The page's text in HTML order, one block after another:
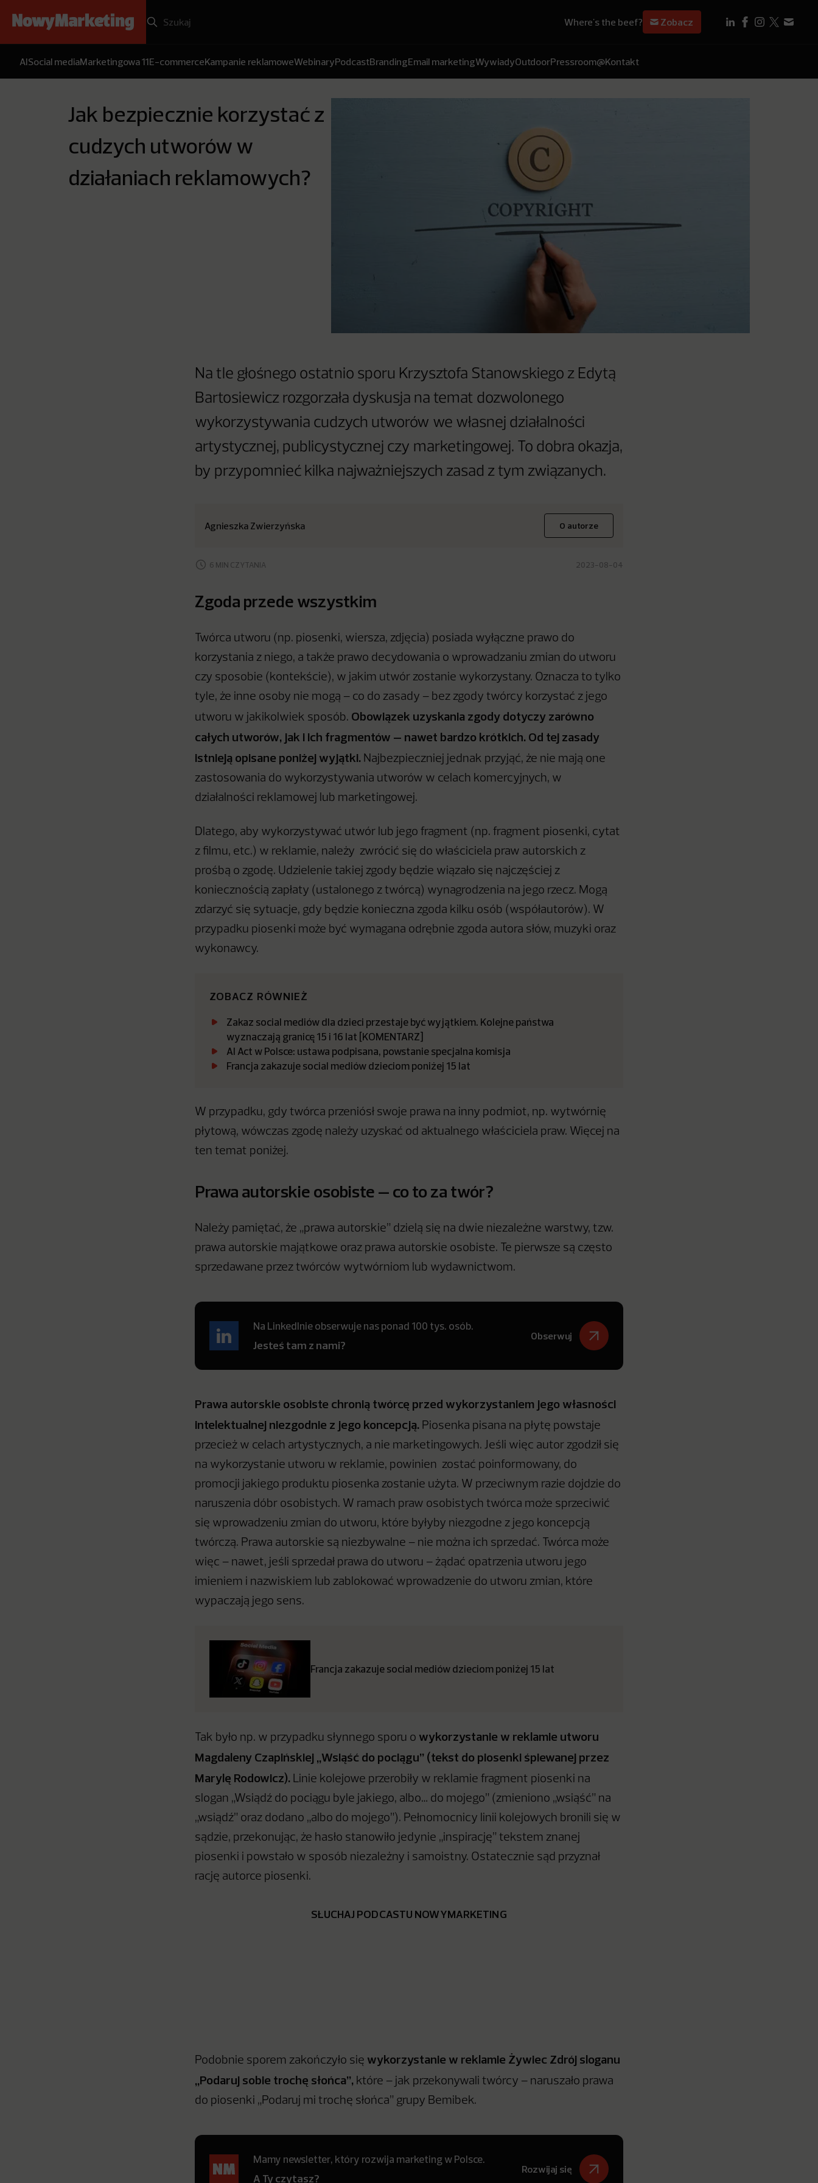
Where's the beef? Zobacz
AISocial mediaMarketingowa 11E-commerceKampanie reklamoweWebinaryPodcastBrandingEmail marketingWywiadyOutdoorPressroom@Kontakt
Jak bezpiecznie korzystać z
cudzych utworów w
działaniach reklamowych?
Na tle głośnego ostatnio sporu Krzysztofa Stanowskiego z Edytą
Bartosiewicz rozgorzała dyskusja na temat dozwolonego
wykorzystywania cudzych utworów we własnej działalności
artystycznej, publicystycznej czy marketingowej. To dobra okazja,
by przypomnieć kilka najważniejszych zasad z tym związanych.
Agnieszka Zwierzyńska O autorze
6 MIN CZYTANIA 2023-08-04
Zgoda przede wszystkim
Twórca utworu (np. piosenki, wiersza, zdjęcia) posiada wyłączne prawo do
korzystania z niego, a także prawo decydowania o wprowadzaniu zmian do utworu
czy sposobie (kontekście), w jakim utwór zostanie wykorzystany. Oznacza to tylko
tyle, że inne osoby nie mogą – co do zasady – bez zgody twórcy korzystać z jego
utworu w jakikolwiek sposób. Obowiązek uzyskania zgody dotyczy zarówno
całych utworów, jak i ich fragmentów – nawet bardzo krótkich. Od tej zasady
istnieją opisane poniżej wyjątki. Najbezpieczniej jednak przyjąć, że nie mają one
zastosowania do wykorzystywania utworów w celach komercyjnych, w
działalności reklamowej lub marketingowej.
Dlatego, aby wykorzystywać utwór lub jego fragment (np. fragment piosenki, cytat
z filmu, etc.) w reklamie, należy zwrócić się do właściciela praw autorskich z
prośbą o zgodę. Udzielenie takiej zgody będzie wiązało się najczęściej z
koniecznością zapłaty (ustalonego z twórcą) wynagrodzenia na jego rzecz. Mogą
zdarzyć się sytuacje, gdy będzie konieczna zgoda kilku osób (współautorów). W
przypadku piosenki może być wymagana odrębnie zgoda autora słów, muzyki oraz
wykonawcy.
ZOBACZ RÓWNIEŻ
Zakaz social mediów dla dzieci przestaje być wyjątkiem. Kolejne państwa
wyznaczają granicę 15 i 16 lat [KOMENTARZ]
AI Act w Polsce: ustawa podpisana, powstanie specjalna komisja
Francja zakazuje social mediów dzieciom poniżej 15 lat
W przypadku, gdy twórca przeniósł swoje prawa na inny podmiot, np. wytwórnię
płytową, wówczas zgodę należy uzyskać od aktualnego właściciela praw. Więcej na
ten temat poniżej.
Prawa autorskie osobiste – co to za twór?
Należy pamiętać, że „prawa autorskie” dzielą się na dwie niezależne warstwy, tzw.
prawa autorskie majątkowe oraz prawa autorskie osobiste. Te pierwsze są często
sprzedawane przez twórców wytwórniom lub wydawnictwom.
Na LinkedInie obserwuje nas ponad 100 tys. osób.
Jesteś tam z nami?
Obserwuj
Prawa autorskie osobiste chronią twórcę przed wykorzystaniem jego własności
intelektualnej niezgodnie z jego koncepcją. Piosenka pisana na płytę powstaje
przecież w celach artystycznych, a nie marketingowych. Jeśli więc autor zgodził się
na wykorzystanie utworu w reklamie, powinien zostać poinformowany, do
promocji jakiego produktu piosenka zostanie użyta. W przeciwnym razie dojdzie do
naruszenia dóbr osobistych. W ramach praw osobistych twórca może sprzeciwić
się wprowadzeniu zmian do utworu, które byłyby niezgodne z jego koncepcją
twórczą. Prawa autorskie są niezbywalne – nie można ich sprzedać. Twórca może
więc – nawet, jeśli sprzedał prawa do utworu – żądać opatrzenia utworu jego
imieniem i nazwiskiem lub zablokować wprowadzenie do utworu zmian, które
wypaczają jego sens.
Francja zakazuje social mediów dzieciom poniżej 15 lat
Tak było np. w przypadku słynnego sporu o wykorzystanie w reklamie utworu
Magdaleny Czapińskiej „Wsiąść do pociągu” (tekst do piosenki śpiewanej przez
Marylę Rodowicz). Linie kolejowe przerobiły w reklamie fragment piosenki na
slogan „Wsiądź do pociągu byle jakiego, albo… do mojego” (zmieniono „wsiąść” na
„wsiądź” oraz dodano „albo do mojego”). Pełnomocnicy linii kolejowych bronili się w
sądzie, przekonując, że hasło stanowiło jedynie „inspirację” tekstem znanej
piosenki i powstało w sposób niezależny i samoistny. Ostatecznie sąd przyznał
rację autorce piosenki.
SŁUCHAJ PODCASTU NOWYMARKETING
Podobnie sporem zakończyło się wykorzystanie w reklamie Żywiec Zdrój sloganu
„Podaruj sobie trochę słońca”, które – jak przekonywali twórcy – naruszało prawa
do piosenki „Podaruj mi trochę słońca” grupy Bemibek.
Mamy newsletter, który rozwija marketing w Polsce.
A Ty czytasz?
Rozwijaj się